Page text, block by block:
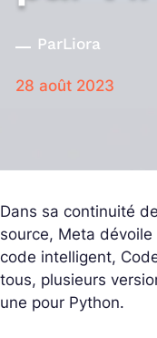
ParLiora
28 août 2023
Dans sa continuité
source, Meta
code intelligent,
tous, plusieurs
une pour Python.